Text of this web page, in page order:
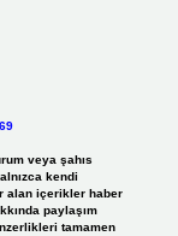
veya şahıs
kendi
alan içerikler haber
paylaşım
tamamen